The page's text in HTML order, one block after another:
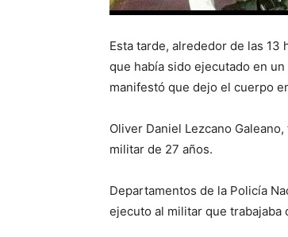
Esta tarde, alrededor de las 13
que había sido ejecutado en
manifestó que dejo el cuerpo
Oliver Daniel Lezcano
militar de 27 años.
Departamentos de la Policía
ejecuto al militar que